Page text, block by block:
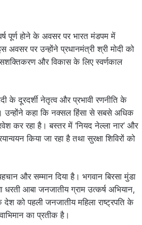
पूर्ण होने के अवसर पर भारत मंडपम में
पर उन्होंने प्रधानमंत्री श्री मोदी को
और विकास के लिए स्वर्णकाल
के दूरदर्शी नेतृत्व और प्रभावी रणनीति के
उन्होंने कहा कि नक्सल हिंसा से सबसे अधिक
कर रहा है। बस्तर में ‘नियद नेल्ला नार’ और
किया जा रहा है तथा सुरक्षा शिविरों को
और सम्मान दिया है। भगवान बिरसा मुंडा
आबा जनजातीय ग्राम उत्कर्ष अभियान,
को पहली जनजातीय महिला राष्ट्रपति के
का प्रतीक है।